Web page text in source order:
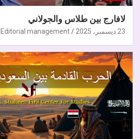
لافارج بين طلاس والجولاني
23 ديسمبر، 2025 Editorial management